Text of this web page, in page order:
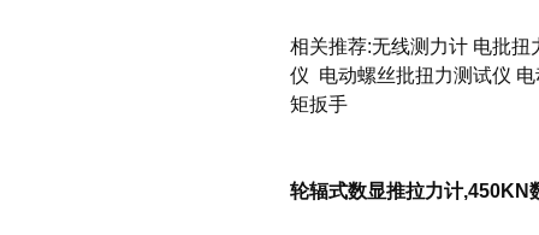
相关推荐:无线测力计 电批扭
仪 电动螺丝批扭力测试仪
矩扳手
轮辐式数显推拉力计,450KN